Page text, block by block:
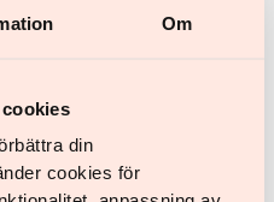
Om
din
cookies för
personlig